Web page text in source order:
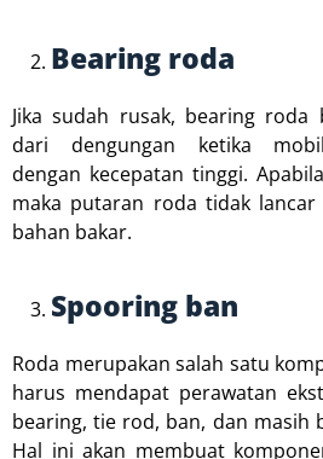
Bearing roda
Jika sudah rusak, bearing roda
dari dengungan ketika
dengan kecepatan tinggi.
maka putaran roda tidak
bahan bakar.
Spooring ban
Roda merupakan salah satu
harus mendapat perawatan
bearing, tie rod, ban, dan masih
Hal ini akan membuat